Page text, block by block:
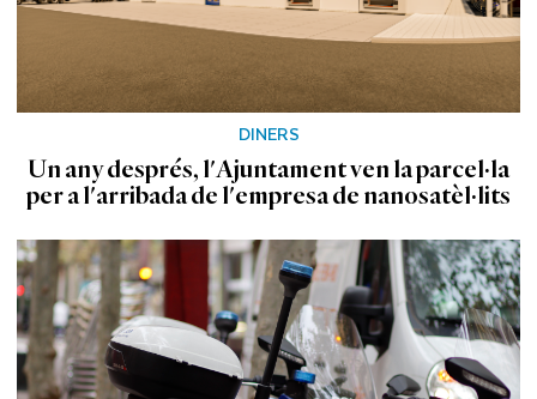
DINERS
Un any després, l'Ajuntament ven la parcel·la
per a l'arribada de l'empresa de nanosatèl·lits